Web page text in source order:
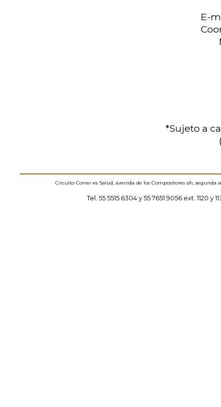
E-
*Sujeto a
Circuito Correr es Salud, avenida de los Compositores s/n,
Tel. 55 5515 6304 y 55 7651 9056 ext. 1120